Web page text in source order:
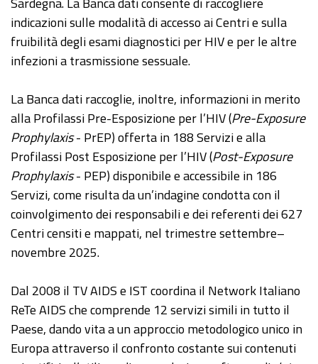
indicazioni sulle modalità di accesso ai Centri e sulla
fruibilità degli esami diagnostici per HIV e per le altre
infezioni a trasmissione sessuale.
La Banca dati raccoglie, inoltre, informazioni in merito
alla Profilassi Pre-Esposizione per l’HIV (Pre-Exposure
Prophylaxis- PrEP) offerta in 188 Servizi e alla
Profilassi Post Esposizione per l’HIV (Post-Exposure
Prophylaxis- PEP) disponibile e accessibile in 186
Servizi, come risulta da un’indagine condotta con il
coinvolgimento dei responsabili e dei referenti dei 627
Centri censiti e mappati, nel trimestre settembre–
novembre 2025.
Dal 2008 il TV AIDS e IST coordina il Network Italiano
ReTe AIDS che comprende 12 servizi simili in tutto il
Paese, dando vita a un approccio metodologico unico in
Europa attraverso il confronto costante sui contenuti